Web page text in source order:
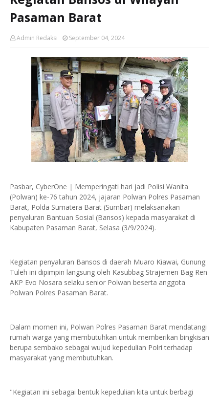
Pasaman Barat
Admin Redaksi September 04, 2024
Pasbar, CyberOne | Memperingati hari jadi Polisi Wanita
(Polwan) ke-76 tahun 2024, jajaran Polwan Polres Pasaman
Barat, Polda Sumatera Barat (Sumbar) melaksanakan
penyaluran Bantuan Sosial (Bansos) kepada masyarakat di
Kabupaten Pasaman Barat, Selasa (3/9/2024).
Kegiatan penyaluran Bansos di daerah Muaro Kiawai, Gunung
Tuleh ini dipimpin langsung oleh Kasubbag Strajemen Bag Ren
AKP Evo Nosara selaku senior Polwan beserta anggota
Polwan Polres Pasaman Barat.
Dalam momen ini, Polwan Polres Pasaman Barat mendatangi
rumah warga yang membutuhkan untuk memberikan bingkisan
berupa sembako sebagai wujud kepedulian Polri terhadap
masyarakat yang membutuhkan.
"Kegiatan ini sebagai bentuk kepedulian kita untuk berbagi